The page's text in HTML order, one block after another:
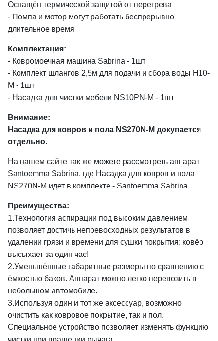
Оснащён термической защитой от перегрева
- Помпа и мотор могут работать беспрерывно
длительное время
Комплектация:
- Ковромоечная машина Sabrina - 1шт
- Комплект шлангов 2,5м для подачи и сбора воды H10-
M - 1шт
- Насадка для чистки мебели NS10PN-M - 1шт
Внимание:
Насадка для ковров и пола NS270N-M докупается
отдельно.
На нашем сайте так же можете расcмотреть аппарат
Santoemma Sabrina, где Насадка для ковров и пола
NS270N-M​​​​​​​ идет в комплекте - Santoemma Sabrina.
Преимущества:
1.Технология аспирации под высоким давлением
позволяет достичь непревосходных результатов в
удалении грязи и времени для сушки покрытия: ковёр
высыхает за один час!
2.Уменьшённые габаритные размеры пo сравнению с
ёмкостью баков. Аппарат можно легко перевозить в
небольшом автомобиле.
3.Используя один и тот же аксессуар, возможно
очистить как ковровое покрытие, так и пол.
Специальное устройство позволяет изменять функцию
чистки при вращении рычага.